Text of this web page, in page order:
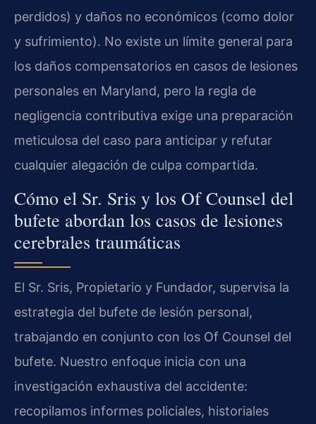
perdidos) y daños no económicos (como dolor
y sufrimiento). No existe un límite general para
los daños compensatorios en casos de lesiones
personales en Maryland, pero la regla de
negligencia contributiva exige una preparación
meticulosa del caso para anticipar y refutar
cualquier alegación de culpa compartida.
Cómo el Sr. Sris y los Of Counsel del
bufete abordan los casos de lesiones
cerebrales traumáticas
El Sr. Sris, Propietario y Fundador, supervisa la
estrategia del bufete de lesión personal,
trabajando en conjunto con los Of Counsel del
bufete. Nuestro enfoque inicia con una
investigación exhaustiva del accidente:
recopilamos informes policiales, historiales